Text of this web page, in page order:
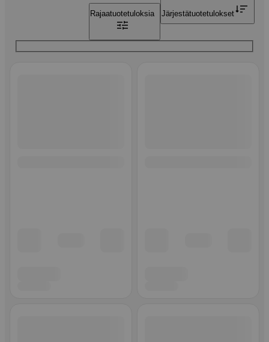
Rajaatuotetuloksia Järjestätuotetulokset